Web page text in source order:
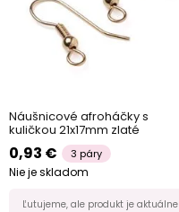
Náušnicové afroháčky s
kuličkou 21x17mm zlaté
0,93 € 3 páry
Nie je skladom
Ľutujeme, ale produkt je aktuálne